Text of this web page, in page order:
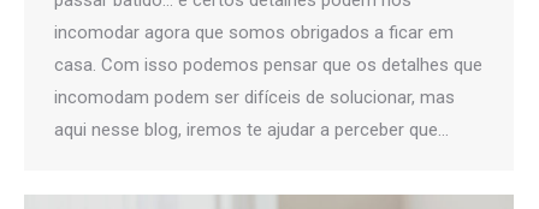
incomodar agora que somos obrigados a ficar em
casa. Com isso podemos pensar que os detalhes que
incomodam podem ser difíceis de solucionar, mas
aqui nesse blog, iremos te ajudar a perceber que…